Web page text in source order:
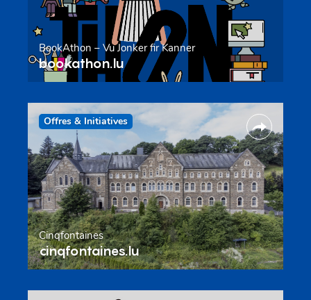
BookAthon – Vu Jonker fir Kanner
bookathon.lu
Offres & Initiatives
Cinqfontaines
cinqfontaines.lu